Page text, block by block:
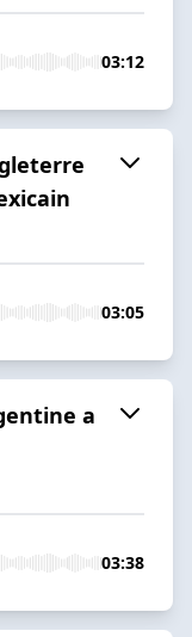
03:12
03:05
a
03:38